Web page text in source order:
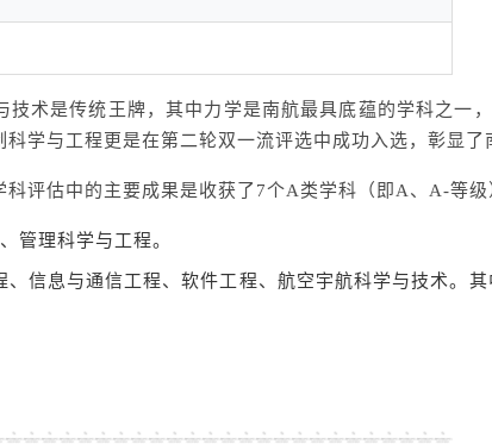
技术是传统王牌，其中力学是南航最具底蕴的学科之一
学与工程更是在第二轮双一流评选中成功入选，彰显了
评估中的主要成果是收获了7个A类学科（即A、A-等级
、管理科学与工程‌。‌‌‌
、 信息与通信工程、软件工程、 航空宇航科学与技术。‌‌‌其